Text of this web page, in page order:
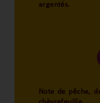
argentés.
Note de pêche,